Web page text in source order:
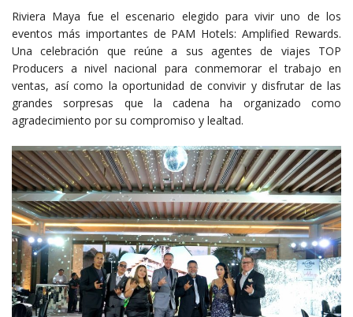
Riviera Maya fue el escenario elegido para vivir uno de los
eventos más importantes de PAM Hotels: Amplified Rewards.
Una celebración que reúne a sus agentes de viajes TOP
Producers a nivel nacional para conmemorar el trabajo en
ventas, así como la oportunidad de convivir y disfrutar de las
grandes sorpresas que la cadena ha organizado como
agradecimiento por su compromiso y lealtad.